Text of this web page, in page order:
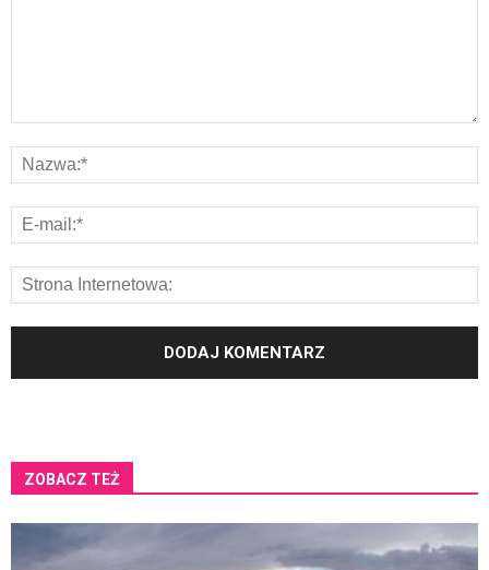
ZOBACZ TEŻ